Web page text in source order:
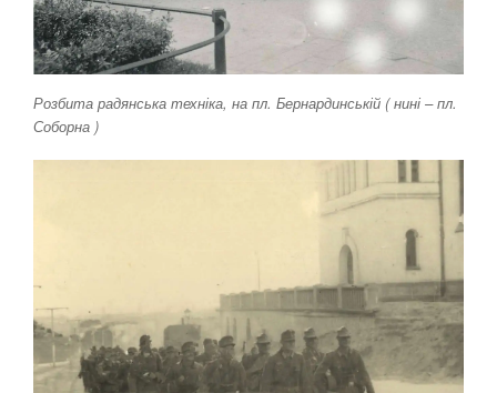
Розбита радянська техніка, на пл. Бернардинській ( нині – пл.
Соборна )